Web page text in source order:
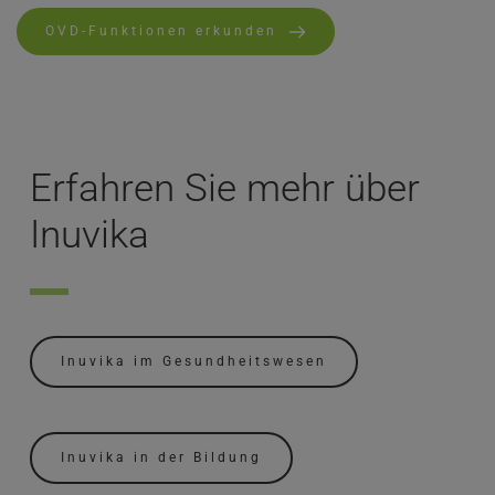
OVD-Funktionen erkunden
Erfahren Sie mehr über
Inuvika
Inuvika im Gesundheitswesen
Inuvika in der Bildung